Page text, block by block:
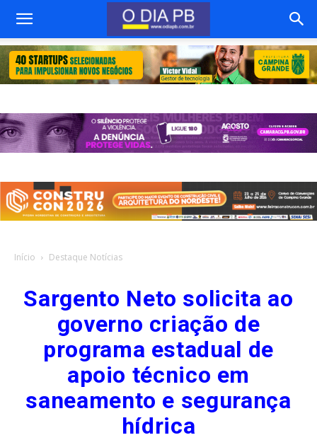
Início Destaque Notícias
Sargento Neto solicita ao
governo criação de
programa estadual de
apoio técnico em
saneamento e segurança
hídrica